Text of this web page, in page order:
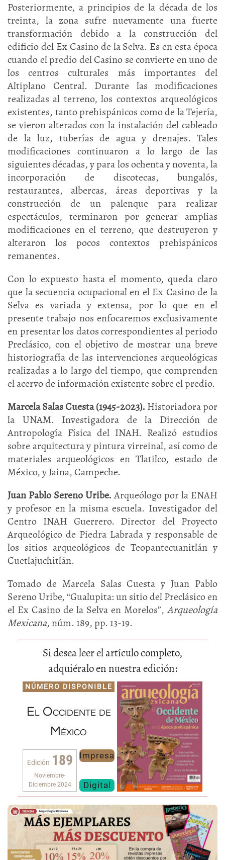
Posteriormente, a principios de la década de los
treinta, la zona sufre nuevamente una fuerte
transformación debido a la construcción del
edificio del Ex Casino de la Selva. Es en esta época
cuando el predio del Casino se convierte en uno de
los centros culturales más importantes del
Altiplano Central. Durante las modificaciones
realizadas al terreno, los contextos arqueológicos
existentes, tanto prehispánicos como de la Tejería,
se vieron alterados con la instalación del cableado
de la luz, tuberías de agua y drenajes. Tales
modificaciones continuaron a lo largo de las
siguientes décadas, y para los ochenta y noventa, la
incorporación de discotecas, bungalós,
restaurantes, albercas, áreas deportivas y la
construcción de un palenque para realizar
espectáculos, terminaron por generar amplias
modificaciones en el terreno, que destruyeron y
alteraron los pocos contextos prehispánicos
remanentes.
Con lo expuesto hasta el momento, queda claro
que la secuencia ocupacional en el Ex Casino de la
Selva es variada y extensa, por lo que en el
presente trabajo nos enfocaremos exclusivamente
en presentar los datos correspondientes al periodo
Preclásico, con el objetivo de mostrar una breve
historiografía de las intervenciones arqueológicas
realizadas a lo largo del tiempo, que comprenden
el acervo de información existente sobre el predio.
Marcela Salas Cuesta (1945-2023). Historiadora por
la UNAM. Investigadora de la Dirección de
Antropología Física del INAH. Realizó estudios
sobre arquitectura y pintura virreinal, así como de
materiales arqueológicos en Tlatilco, estado de
México, y Jaina, Campeche.
Juan Pablo Sereno Uribe.Arqueólogo por la ENAH
y profesor en la misma escuela. Investigador del
Centro INAH Guerrero. Director del Proyecto
Arqueológico de Piedra Labrada y responsable de
los sitios arqueológicos de Teopantecuanitlán y
Cuetlajuchitlán.
Tomado de Marcela Salas Cuesta y Juan Pablo
Sereno Uribe, “Gualupita: un sitio del Preclásico en
el Ex Casino de la Selva en Morelos”, Arqueología
Mexicana, núm. 189, pp. 13-19.
Si desea leer el artículo completo,
adquiéralo en nuestra edición:
NÚMERO DISPONIBLE
El Occidente de
México
Edición 189
Noviembre-
Diciembre 2024
Impresa
Digital